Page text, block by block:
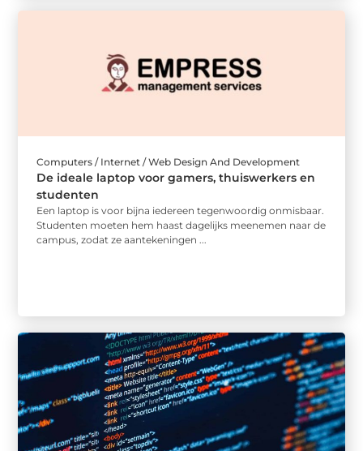
Computers / Internet / Web Design And Development
De ideale laptop voor gamers, thuiswerkers en
studenten
Een laptop is voor bijna iedereen tegenwoordig onmisbaar.
Studenten moeten hem haast dagelijks meenemen naar de
campus, zodat ze aantekeningen ...